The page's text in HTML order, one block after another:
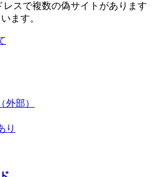
スで複数の偽サイトがあります
ます。
外部）
り